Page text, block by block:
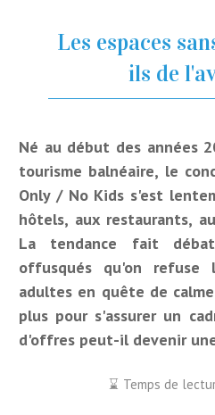
Les espaces
ils de
Né au début des années
tourisme balnéaire, le
Only / No Kids s'est
hôtels, aux restaurants,
La tendance fait
offusqués qu'on refuse
adultes en quête de
plus pour s'assurer un
d'offres peut-il devenir
Temps de